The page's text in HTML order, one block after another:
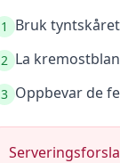
1 Bruk
2 La
3 Oppbevar de